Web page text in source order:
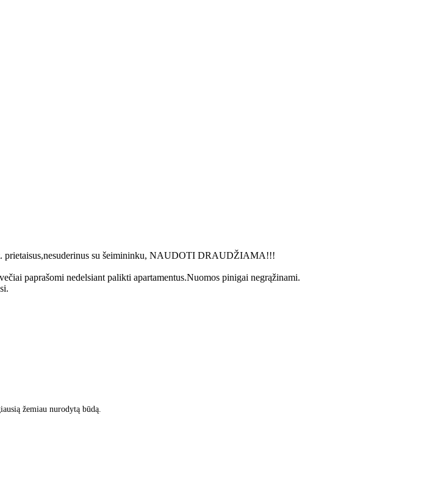
prietaisus,nesuderinus su šeimininku, NAUDOTI DRAUDŽIAMA!!!
paprašomi nedelsiant palikti apartamentus.Nuomos pinigai negrąžinami.
žemiau nurodytą būdą.